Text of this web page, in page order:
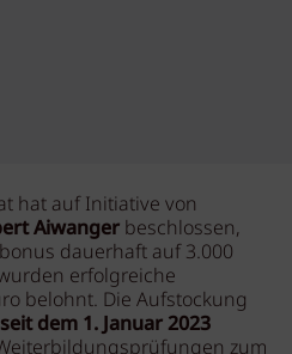
hat auf Initiative von
Aiwanger beschlossen,
dauerhaft auf 3.000
erfolgreiche
belohnt. Die Aufstockung
dem 1. Januar 2023